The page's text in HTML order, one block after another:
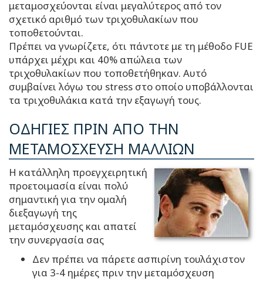
μεταμοσχεύονται είναι μεγαλύτερος από τον
σχετικό αριθμό των τριχοθυλακίων που
τοποθετούνται.
Πρέπει να γνωρίζετε, ότι πάντοτε με τη μέθοδο FUE
υπάρχει μέχρι και 40% απώλεια των
τριχοθυλακίων που τοποθετήθηκαν. Αυτό
συμβαίνει λόγω του stress στο οποίο υποβάλλονται
τα τριχοθυλάκια κατά την εξαγωγή τους.
ΟΔΗΓΙΕΣ ΠΡΙΝ ΑΠΟ ΤΗΝ
ΜΕΤΑΜΟΣΧΕΥΣΗ ΜΑΛΛΙΩΝ
Η κατάλληλη προεγχειρητική
προετοιμασία είναι πολύ
σημαντική για την ομαλή
διεξαγωγή της
μεταμόσχευσης και απατεί
την συνεργασία σας
Δεν πρέπει να πάρετε ασπιρίνη τουλάχιστον
για 3-4 ημέρες πριν την μεταμόσχευση